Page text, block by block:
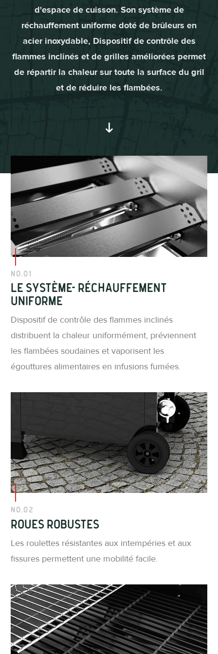
d'espace de cuisson. Son système de
réchauffement uniforme doté de brûleurs en
acier inoxydable, Dispositif de contrôle des
flammes inclinés et de grilles améliorées permet
de répartir la chaleur sur toute la surface du gril
et de réduire les flambées.
No.01
Le système- réchauffement
uniforme
Dispositif de contrôle des flammes inclinés
distribuent la chaleur uniformément, préviennent
les flambées soudaines et vaporisent les
égouttures alimentaires en infusions fumées.
No.02
Roues robustes
Les roulettes résistantes aux intempéries et aux
fissures permettent une mobilité facile.